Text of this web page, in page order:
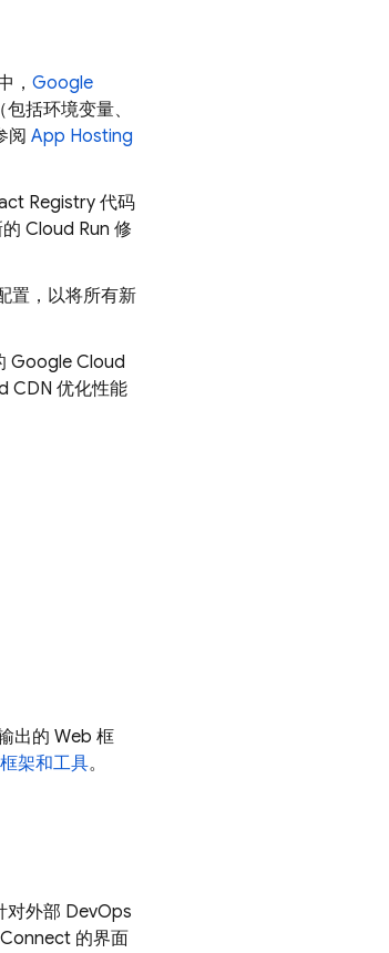
， Google
括环境变量、
阅 App Hosting
Registry 代码
Cloud Run 修
置，以将所有新
Google Cloud
CDN 优化性能
出的 Web 框
架和工具。
对外部 DevOps
的界面